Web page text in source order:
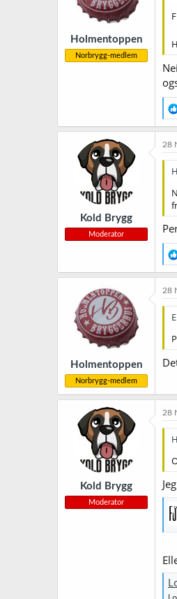
Holmentoppen
Norbrygg-medlem
Kold Brygg
Moderator
28
Holmentoppen
Norbrygg-medlem
28
Kold Brygg
Moderator
28